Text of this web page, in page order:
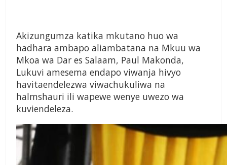
Akizungumza katika mkutano huo wa
hadhara ambapo aliambatana na Mkuu wa
Mkoa wa Dar es Salaam, Paul Makonda,
Lukuvi amesema endapo viwanja hivyo
havitaendelezwa viwachukuliwa na
halmshauri ili wapewe wenye uwezo wa
kuviendeleza.